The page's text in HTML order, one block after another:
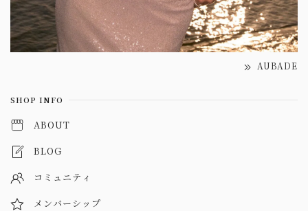
AUBADE
SHOP INFO
ABOUT
BLOG
コミュニティ
メンバーシップ